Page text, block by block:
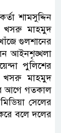
শামসুদ্দিন
খসরু মাহমুদ
গুলশানের
আইনশৃঙ্খলা
পুলিশের
খসরু মাহমুদ
আগে গতকাল
সেলের
বলে দলের